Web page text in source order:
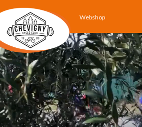
Webshop